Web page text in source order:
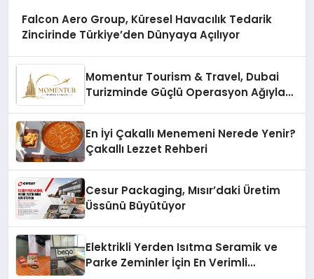
Falcon Aero Group, Küresel Havacılık Tedarik
Zincirinde Türkiye’den Dünyaya Açılıyor
Momentur Tourism & Travel, Dubai
Turizminde Güçlü Operasyon Ağıyla
En İyi Çakallı Menemeni Nerede Yenir?
Çakallı Lezzet Rehberi
Cesur Packaging, Mısır’daki Üretim
Üssünü Büyütüyor
Elektrikli Yerden Isıtma Seramik ve
Parke Zeminler İçin En Verimli